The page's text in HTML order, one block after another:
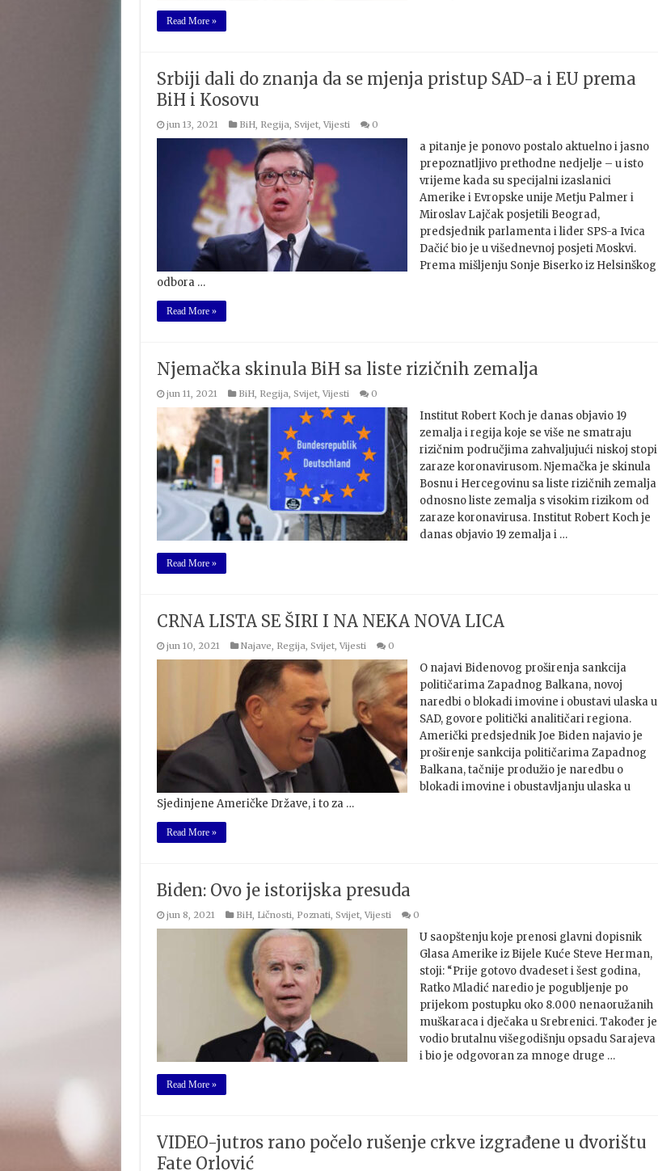
Read More »
Srbiji dali do znanja da se mjenja pristup SAD-a i EU prema
BiH i Kosovu
jun 13, 2021 BiH, Regija, Svijet, Vijesti 0
a pitanje je ponovo postalo aktuelno i jasno
prepoznatljivo prethodne nedjelje – u isto
vrijeme kada su specijalni izaslanici
Amerike i Evropske unije Metju Palmer i
Miroslav Lajčak posjetili Beograd,
predsjednik parlamenta i lider SPS-a Ivica
Dačić bio je u višednevnoj posjeti Moskvi.
Prema mišljenju Sonje Biserko iz Helsinškog
odbora …
Read More »
Njemačka skinula BiH sa liste rizičnih zemalja
jun 11, 2021 BiH, Regija, Svijet, Vijesti 0
Institut Robert Koch je danas objavio 19
zemalja i regija koje se više ne smatraju
rizičnim područjima zahvaljujući niskoj stopi
zaraze koronavirusom. Njemačka je skinula
Bosnu i Hercegovinu sa liste rizičnih zemalja
odnosno liste zemalja s visokim rizikom od
zaraze koronavirusa. Institut Robert Koch je
danas objavio 19 zemalja i …
Read More »
CRNA LISTA SE ŠIRI I NA NEKA NOVA LICA
jun 10, 2021 Najave, Regija, Svijet, Vijesti 0
O najavi Bidenovog proširenja sankcija
političarima Zapadnog Balkana, novoj
naredbi o blokadi imovine i obustavi ulaska u
SAD, govore politički analitičari regiona.
Američki predsjednik Joe Biden najavio je
proširenje sankcija političarima Zapadnog
Balkana, tačnije produžio je naredbu o
blokadi imovine i obustavljanju ulaska u
Sjedinjene Američke Države, i to za …
Read More »
Biden: Ovo je istorijska presuda
jun 8, 2021 BiH, Ličnosti, Poznati, Svijet, Vijesti 0
U saopštenju koje prenosi glavni dopisnik
Glasa Amerike iz Bijele Kuće Steve Herman,
stoji: “Prije gotovo dvadeset i šest godina,
Ratko Mladić naredio je pogubljenje po
prijekom postupku oko 8.000 nenaoružanih
muškaraca i dječaka u Srebrenici. Također je
vodio brutalnu višegodišnju opsadu Sarajeva
i bio je odgovoran za mnoge druge …
Read More »
VIDEO-jutros rano počelo rušenje crkve izgrađene u dvorištu
Fate Orlović